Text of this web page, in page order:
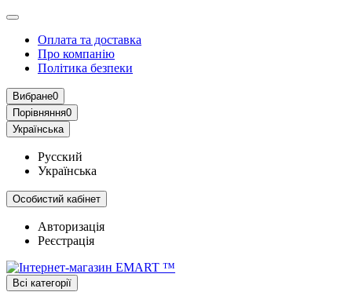
Оплата та доставка
Про компанію
Політика безпеки
Вибране0
Порівняння0
Українська
Русский
Українська
Особистий кабінет
Авторизація
Реєстрація
Всі категорії